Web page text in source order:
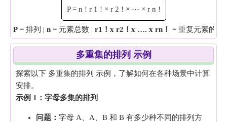
P = n ! r 1 ! × r 2 ! × ⋯ × r n !
P = 排列 | n = 元素总数 | r1！x r2！x …. x rn！ = 重复元素的频
多重集的排列 示例
探索以下 多重集的排列 示例，了解如何在各种场景中计算
安排。
示例 1：字母多集的排列
问题： 字母 A、A、B 和 B 有多少种不同的排列方